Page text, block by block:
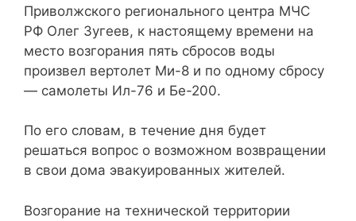
Приволжского регионального центра МЧС
РФ Олег Зугеев, к настоящему времени на
место возгорания пять сбросов воды
произвел вертолет Ми-8 и по одному сбросу
— самолеты Ил-76 и Бе-200.
По его словам, в течение дня будет
решаться вопрос о возможном возвращении
в свои дома эвакуированных жителей.
Возгорание на технической территории